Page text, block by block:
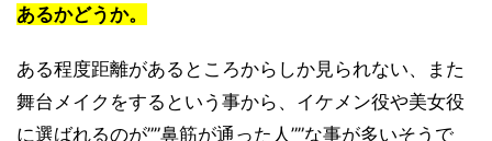
あるかどうか。
ある程度距離があるところからしか見られない、また
舞台メイクをするという事から、イケメン役や美女役
に選ばれるのが””鼻筋が通った人””な事が多いそうで